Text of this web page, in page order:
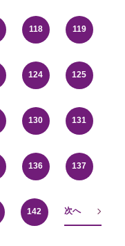
118 119
124 125
130 131
136 137
142 次へ